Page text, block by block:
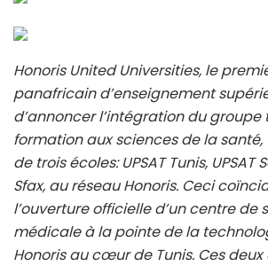
Honoris United Universities, le
panafricain d’enseignement
d’annoncer l’intégration du groupe
formation aux sciences de la santé,
de trois écoles: UPSAT Tunis, UPSAT
Sfax, au réseau Honoris. Ceci
l’ouverture officielle d’un centre de
médicale à la pointe de la
Honoris au cœur de Tunis. Ces